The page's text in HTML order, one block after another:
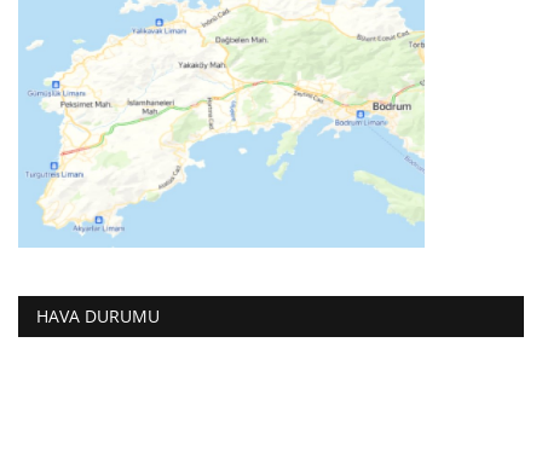
HAVA DURUMU